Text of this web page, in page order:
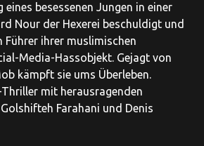
besessenen Jungen in einer
Nour der Hexerei beschuldigt und
Führer ihrer muslimischen
Media-Hassobjekt. Gejagt von
kämpft sie ums Überleben.
mit herausragenden
Farahani und Denis